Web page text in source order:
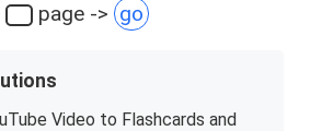
page -> go
Video to Flashcards and